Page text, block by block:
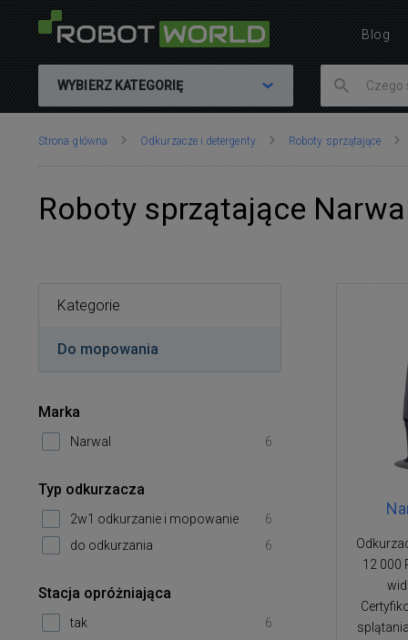
WYBIERZ KATEGORIĘ
Znajdujesz
Strona główna Odkurzacze i detergenty Roboty sprzątające
Roboty sprzątające
12 000
Kategorie
Do mopowania
Marka
Narwal 6
Typ odkurzacza
2w1 odkurzanie i mopowanie
6
do odkurzania
6
Stacja opróżniająca
tak 6
Blog